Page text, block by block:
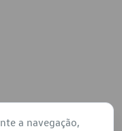
a navegação,